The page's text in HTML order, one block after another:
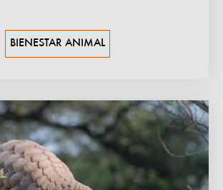
BIENESTAR ANIMAL